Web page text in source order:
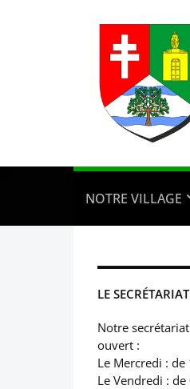
NOTRE VILLAGE
LE
Notre
ouvert :
Le Mercredi :
Le Vendredi :